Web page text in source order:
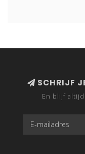
SCHRIJF
En blijf